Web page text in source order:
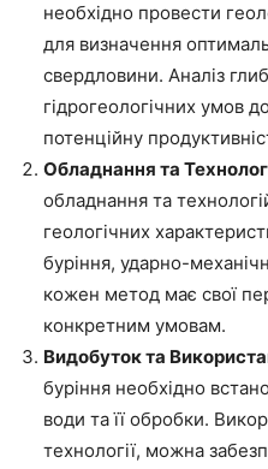
необхідно провести
для визначення
свердловини. Аналіз
гідрогеологічних умов
потенційну
Обладнання та
обладнання та
геологічних
буріння, ударно-
кожен метод має свої
конкретним умовам.
Видобуток та
буріння необхідно
води та її обробки.
технології, можна